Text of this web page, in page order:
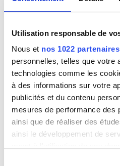
Utilisation responsable de
Nous et nos 1022 partenaires
personnelles, telles que votre
technologies comme les
à des informations sur votre
publicités et du contenu
mesures de performance des
ainsi que de réaliser des
ainsi le développement de
Portrait de qui il sait